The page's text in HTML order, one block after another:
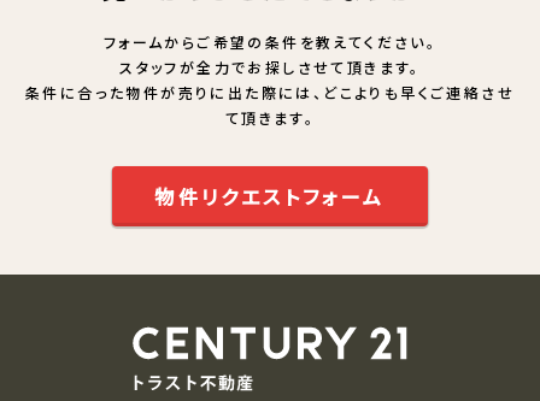
フォームからご希望の条件を教えてください。
スタッフが全力でお探しさせて頂きます。
条件に合った物件が売りに出た際には、どこよりも早くご連絡させ
て頂きます。
物件リクエストフォーム